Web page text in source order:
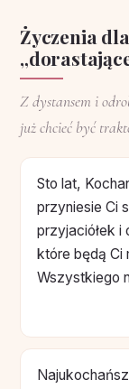
Życzenia
Z dystansem i
już chcieć być
Sto lat,
przyniesie Ci
przyjaciółek i
które będą Ci
Wszystkiego